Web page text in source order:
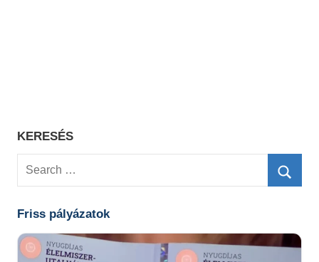
KERESÉS
Search
Friss pályázatok